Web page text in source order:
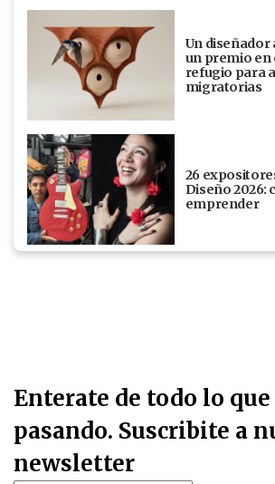
Un
un premio en
refugio para
migratorias
26
Diseño 2026:
emprender
Enterate de todo lo
pasando. Suscribite a
newsletter